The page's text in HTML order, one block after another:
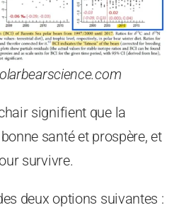
signifient que la
santé et prospère, et
survivre.
deux options suivantes :